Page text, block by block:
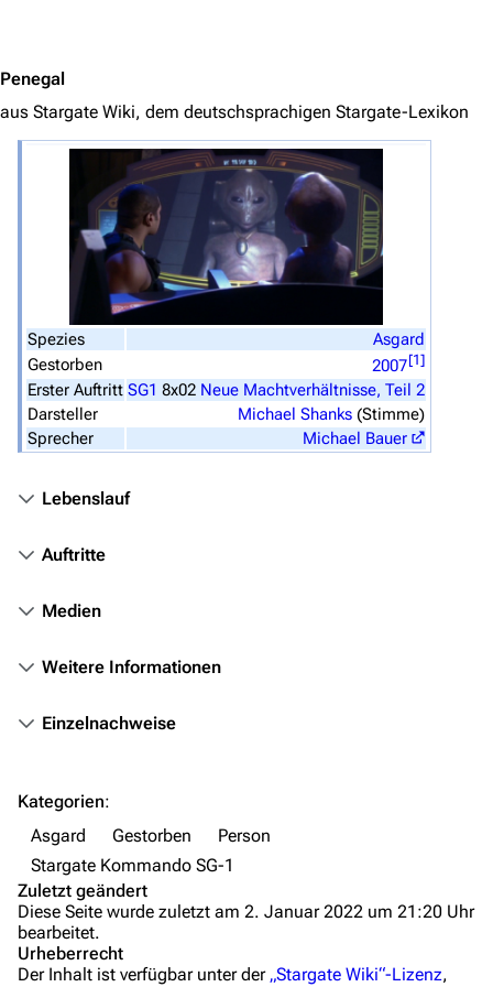
Stargate-Romane
Filme
Das Stargate-Universum
Themenportal
Personen
Völker
Orte
Objekte
Fanprojekte
Autorenportal
Themengruppen
Wiki-Diskussion
Anfragen
Administrations-Übersicht
Löschantrag
Penegal
aus Stargate Wiki, dem deutschsprachigen Stargate-Lexikon
Spezies
Asgard
Gestorben
2007[1]
Erster Auftritt SG1 8x02 Neue Machtverhältnisse, Teil 2
Darsteller
Michael Shanks (Stimme)
Sprecher
Michael Bauer
Lebenslauf
Auftritte
Medien
Weitere Informationen
Einzelnachweise
Kategorien:
Asgard
Gestorben
Person
Stargate Kommando SG-1
Zuletzt geändert
Diese Seite wurde zuletzt am 2. Januar 2022 um 21:20 Uhr
bearbeitet.
Urheberrecht
Der Inhalt ist verfügbar unter der „Stargate Wiki“-Lizenz,